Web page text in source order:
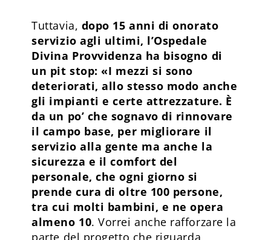
Tuttavia, dopo 15 anni di onorato
servizio agli ultimi, l’Ospedale
Divina Provvidenza ha bisogno di
un pit stop: «I mezzi si sono
deteriorati, allo stesso modo anche
gli impianti e certe attrezzature. È
da un po’ che sognavo di rinnovare
il campo base, per migliorare il
servizio alla gente ma anche la
sicurezza e il comfort del
personale, che ogni giorno si
prende cura di oltre 100 persone,
tra cui molti bambini, e ne opera
almeno 10. Vorrei anche rafforzare la
parte del progetto che riguarda